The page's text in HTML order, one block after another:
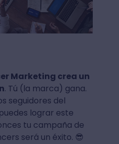
Marketing crea un
. Tú (la marca) gana.
seguidores del
lograr este
tu campaña de
será un éxito. 😎